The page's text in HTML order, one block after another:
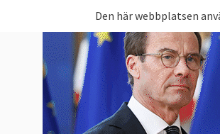
Den här webbplatsen